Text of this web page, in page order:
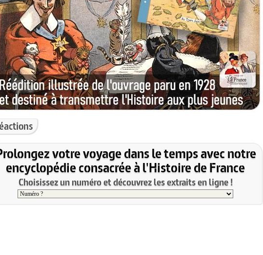
votre voyage dans le temps avec notre
encyclopédie consacrée à l'Histoire de France
Choisissez un numéro et découvrez les extraits en ligne !